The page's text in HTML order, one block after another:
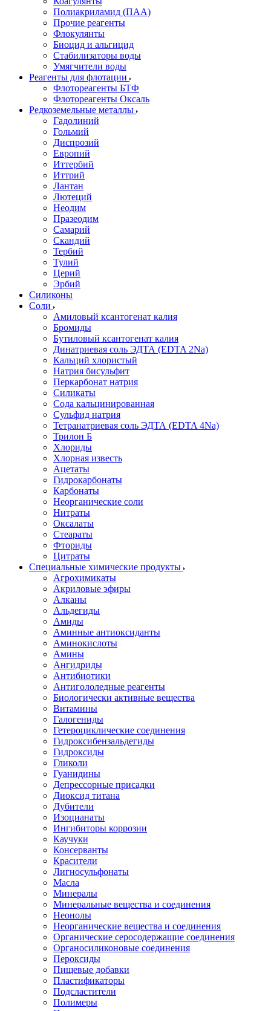
Полиакриламид (ПАА)
Прочие реагенты
Флокулянты
Биоцид и альгицид
Стабилизаторы воды
Умягчители воды
Реагенты для флотации
Флотореагенты БТФ
Флотореагенты Оксаль
Редкоземельные металлы
Гадолиний
Гольмий
Диспрозий
Европий
Иттербий
Иттрий
Лантан
Лютеций
Неодим
Празеодим
Самарий
Скандий
Тербий
Тулий
Церий
Эрбий
Силиконы
Соли
Амиловый ксантогенат калия
Бромиды
Бутиловый ксантогенат калия
Динатриевая соль ЭДТА (EDTA 2Na)
Кальций хлористый
Натрия бисульфит
Перкарбонат натрия
Силикаты
Сода кальцинированная
Сульфид натрия
Тетранатриевая соль ЭДТА (EDTA 4Na)
Трилон Б
Хлориды
Хлорная известь
Ацетаты
Гидрокарбонаты
Карбонаты
Неорганические соли
Нитраты
Оксалаты
Стеараты
Фториды
Цитраты
Специальные химические продукты
Агрохимикаты
Акриловые эфиры
Алканы
Альдегиды
Амиды
Аминные антиоксиданты
Аминокислоты
Амины
Ангидриды
Антибиотики
Антигололедные реагенты
Биологически активные вещества
Витамины
Галогениды
Гетероциклические соединения
Гидроксибензальдегиды
Гидроксиды
Гликоли
Гуанидины
Депрессорные присадки
Диоксид титана
Дубители
Изоцианаты
Ингибиторы коррозии
Каучуки
Консерванты
Красители
Лигносульфонаты
Масла
Минералы
Минеральные вещества и соединения
Неонолы
Неорганические вещества и соединения
Органические серосодержащие соединения
Органосиликоновые соединения
Пероксиды
Пищевые добавки
Пластификаторы
Подсластители
Полимеры